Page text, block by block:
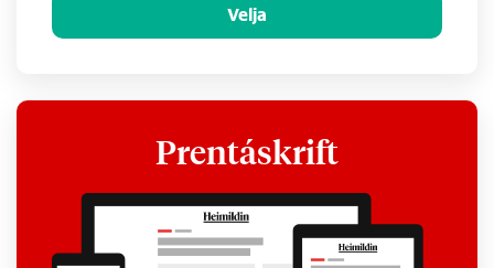
Velja
Prentáskrift